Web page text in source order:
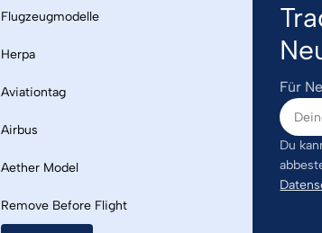
Flugzeugmodelle
Herpa
Aviationtag
Airbus
Aether Model
Remove Before Flight
Für
Du